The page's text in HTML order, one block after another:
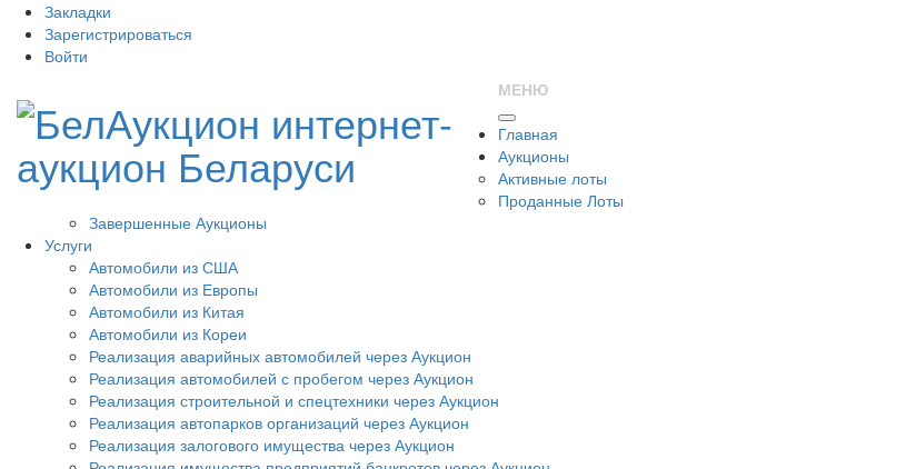
Закладки
Зарегистрироваться
Войти
МЕНЮ
Главная
Аукционы
Активные лоты
Проданные Лоты
Завершенные Аукционы
Услуги
Автомобили из США
Автомобили из Европы
Автомобили из Китая
Автомобили из Кореи
Реализация аварийных автомобилей через Аукцион
Реализация автомобилей с пробегом через Аукцион
Реализация строительной и спецтехники через Аукцион
Реализация автопарков организаций через Аукцион
Реализация залогового имущества через Аукцион